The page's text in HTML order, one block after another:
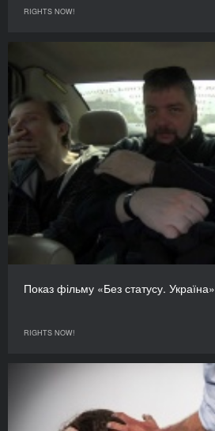
RIGHTS NOW!
Показ фільму «Без статусу. Україна»
RIGHTS NOW!